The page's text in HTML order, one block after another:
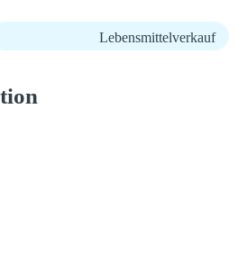
Lebensmittelverkauf